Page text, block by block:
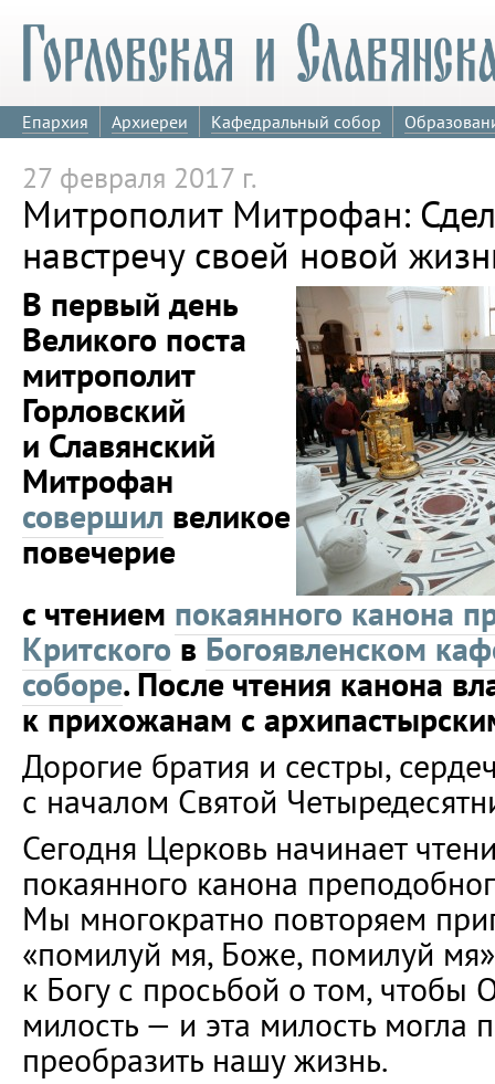
Епархия Архиереи Кафедральный собор
27 февраля 2017 г.
Митрополит Митрофан:
навстречу своей новой
В первый день
Великого поста
митрополит
Горловский
и Славянский
Митрофан
совершил великое
повечерие
с чтением покаянного канона
КритскоговБогоявленском
соборе. После чтения канона
к прихожанам с
Дорогие братия и сестры,
с началом Святой
Сегодня Церковь начинает
покаянного канона
Мы многократно повторяем
«помилуй мя, Боже, помилуй
к Богу с просьбой о том,
милость — и эта милость могла
преобразить нашу жизнь.